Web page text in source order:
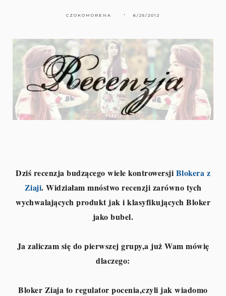
CZOKOMORENA 6/25/2012
Dziś recenzja budzącego wiele kontrowersji Blokera z
Ziaji. Widziałam mnóstwo recenzji zarówno tych
wychwalających produkt jak i klasyfikujących Bloker
jako bubel.
Ja zaliczam się do pierwszej grupy,a już Wam mówię
dlaczego:
Bloker Ziaja to regulator pocenia,czyli jak wiadomo